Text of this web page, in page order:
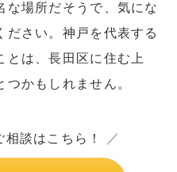
な場所だそうで、気にな
ださい。神戸を代表する
とは、長田区に住む上
かもしれません。
談はこちら！ ／